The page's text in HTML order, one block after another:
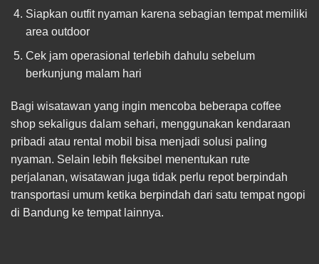
Siapkan outfit nyaman karena sebagian tempat memiliki
area outdoor
Cek jam operasional terlebih dahulu sebelum
berkunjung malam hari
Bagi wisatawan yang ingin mencoba beberapa coffee
shop sekaligus dalam sehari, menggunakan kendaraan
pribadi atau rental mobil bisa menjadi solusi paling
nyaman. Selain lebih fleksibel menentukan rute
perjalanan, wisatawan juga tidak perlu repot berpindah
transportasi umum ketika berpindah dari satu tempat ngopi
di Bandung ke tempat lainnya.